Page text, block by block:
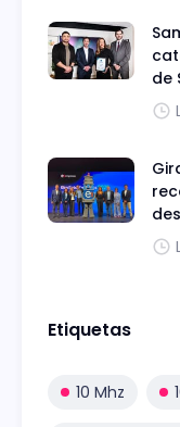
de
Etiquetas
10 Mhz